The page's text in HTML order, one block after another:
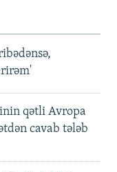
qətli Avropa
cavab tələb